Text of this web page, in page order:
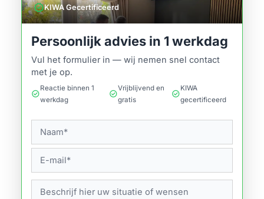
verifiedKIWA Gecertificeerd
Persoonlijk advies in 1 werkdag
Vul het formulier in — wij nemen snel contact
met je op.
check_circle
Reactie binnen 1
werkdag
check_circle
Vrijblijvend en
gratis
check_circle
KIWA
gecertificeerd